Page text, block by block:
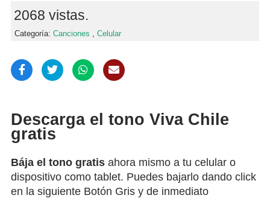
2068 vistas.
Categoría: Canciones , Celular
Descarga el tono Viva Chile
gratis
Bája el tono gratis ahora mismo a tu celular o
dispositivo como tablet. Puedes bajarlo dando click
en la siguiente Botón Gris y de inmediato